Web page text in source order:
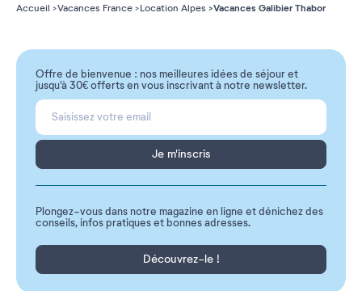
Accueil Vacances France Location Alpes Vacances Galibier Thabor
Offre de bienvenue : nos meilleures idées de séjour et
jusqu'à 30€ offerts en vous inscrivant à notre newsletter.
Je m'inscris
Plongez-vous dans notre magazine en ligne et dénichez des
conseils, infos pratiques et bonnes adresses.
Découvrez-le !